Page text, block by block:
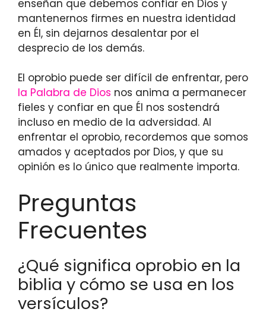
enseñan que debemos confiar en Dios y
mantenernos firmes en nuestra identidad
en Él, sin dejarnos desalentar por el
desprecio de los demás.
El oprobio puede ser difícil de enfrentar, pero
la Palabra de Dios nos anima a permanecer
fieles y confiar en que Él nos sostendrá
incluso en medio de la adversidad. Al
enfrentar el oprobio, recordemos que somos
amados y aceptados por Dios, y que su
opinión es lo único que realmente importa.
Preguntas
Frecuentes
¿Qué significa oprobio en la
biblia y cómo se usa en los
versículos?